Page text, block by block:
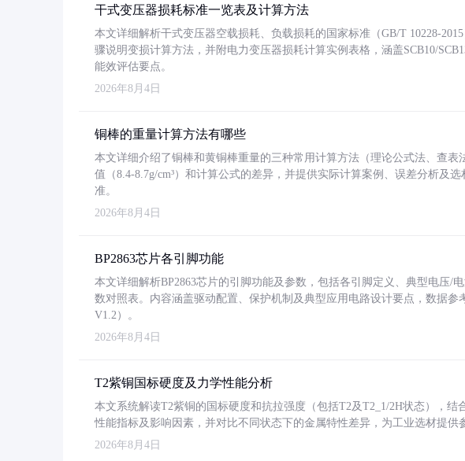
干式变压器损耗标准一览表及计算方法
本文详细解析干式变压器空载损耗、负载损耗的国家标准（GB/T 10228-
骤说明变损计算方法，并附电力变压器损耗计算实例表格，涵盖SCB10/
能效评估要点。
2026年8月4日
铜棒的重量计算方法有哪些
本文详细介绍了铜棒和黄铜棒重量的三种常用计算方法（理论公式法、查表
值（8.4-8.7g/cm³）和计算公式的差异，并提供实际计算案例、误差分析及
准。
2026年8月4日
BP2863芯片各引脚功能
本文详细解析BP2863芯片的引脚功能及参数，包括各引脚定义、典型电压/
数对照表。内容涵盖驱动配置、保护机制及典型应用电路设计要点，数据参
V1.2）。
2026年8月4日
T2紫铜国标硬度及力学性能分析
本文系统解读T2紫铜的国标硬度和抗拉强度（包括T2及T2_1/2H状态），结
性能指标及影响因素，并对比不同状态下的金属特性差异，为工业选材提供
2026年8月4日